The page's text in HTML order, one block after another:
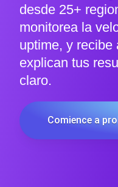
desde 25+
monitorea la
uptime, y recibe
explican tus
claro.
Comience a